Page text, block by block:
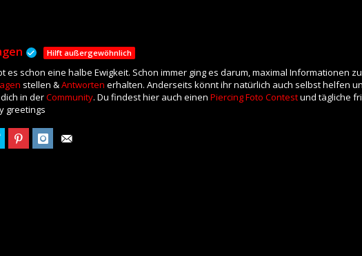
Hilft außergewöhnlich
es schon eine halbe Ewigkeit. Schon immer ging es darum, maximal Informationen
stellen &Antworten erhalten. Anderseits könnt ihr natürlich auch selbst helfen
in derCommunity. Du findest hier auch einen Piercing Foto Contestund tägliche
greetings